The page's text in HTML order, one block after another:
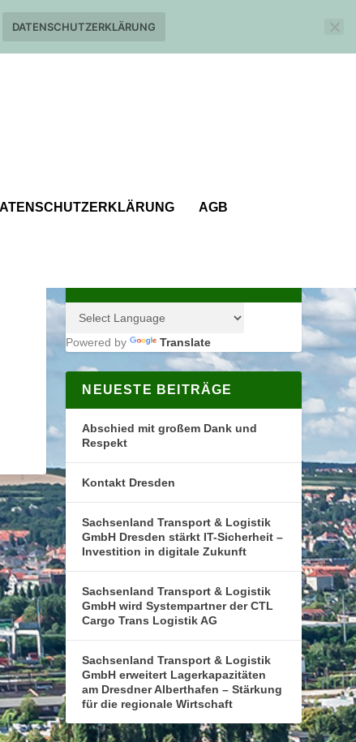
AGB
Powered by Translate
NEUESTE BEITRÄGE
Abschied mit großem Dank und
Respekt
Kontakt Dresden
Sachsenland Transport & Logistik
GmbH Dresden stärkt IT-Sicherheit –
Investition in digitale Zukunft
Sachsenland Transport & Logistik
GmbH wird Systempartner der CTL
Cargo Trans Logistik AG
Sachsenland Transport & Logistik
GmbH erweitert Lagerkapazitäten
am Dresdner Alberthafen – Stärkung
für die regionale Wirtschaft
DATENSCHUTZERKLÄRUNG